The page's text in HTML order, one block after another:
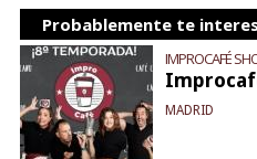
Probablemente te
IMPROCAFÉ
MADRID